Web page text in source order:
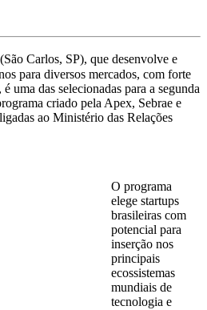
Carlos, SP), que desenvolve e
para diversos mercados, com forte
, é uma das selecionadas para a segunda
criado pela Apex, Sebrae e
ao Ministério das Relações
O programa
elege startups
brasileiras com
potencial para
inserção nos
principais
ecossistemas
mundiais de
tecnologia e